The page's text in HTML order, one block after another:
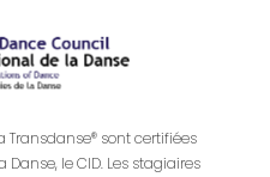
Transdanse® sont certifiées
le CID. Les stagiaires